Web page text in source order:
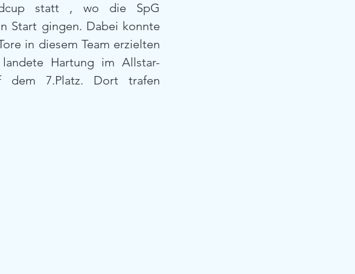
statt , wo die SpG
Start gingen. Dabei konnte
in diesem Team erzielten
landete Hartung im Allstar-
7.Platz. Dort trafen